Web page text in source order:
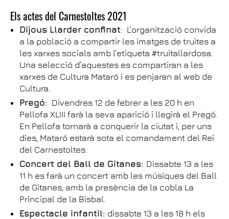
Els actes del Carnestoltes 2021
Dijous Llarder confinat: L’organització convida
a la població a compartir les imatges de truites a
les xarxes socials amb l’etiqueta #truitallardosa.
Una selecció d’aquestes es compartiran a les
xarxes de Cultura Mataró i es penjaran al web de
Cultura.
Pregó: Divendres 12 de febrer a les 20 h en
Pellofa XLIII farà la seva aparició i llegirà el Pregó.
En Pellofa tornarà a conquerir la ciutat i, per uns
dies, Mataró estarà sota el comandament del Rei
del Carnestoltes.
Concert del Ball de Gitanes: Dissabte 13 a les
11 h es farà un concert amb les músiques del Ball
de Gitanes, amb la presència de la cobla La
Principal de la Bisbal.
Espectacle infantil: dissabte 13 a les 18 h els